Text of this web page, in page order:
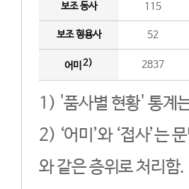
보조 동사 115
보조 형용사 52
어미 2) 2837
1) '품사별 현황' 통계
2) ‘어미’와 ‘접사’는
와 같은 층위로 처리함.